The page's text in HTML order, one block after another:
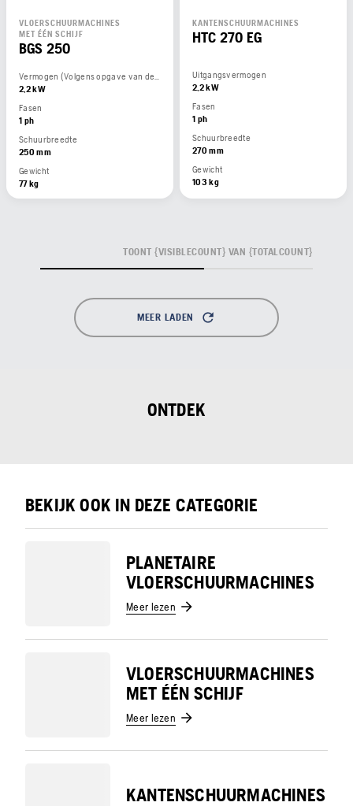
VLOERSCHUURMACHINES
MET ÉÉN SCHIJF
BGS 250
Vermogen (Volgens opgave van de motorfabrikant)
2,2 kW
Fasen
1 ph
Schuurbreedte
250 mm
Gewicht
77 kg
KANTENSCHUURMACHINES
HTC 270 EG
Uitgangsvermogen
2,2 kW
Fasen
1 ph
Schuurbreedte
270 mm
Gewicht
103 kg
MEER LADEN
TOONT {VISIBLECOUNT} VAN {TOTALCOUNT}
ONTDEK
BEKIJK OOK IN DEZE CATEGORIE
PLANETAIRE
VLOERSCHUURMACHINES
Meer lezen
VLOERSCHUURMACHINES
MET ÉÉN SCHIJF
Meer lezen
KANTENSCHUURMACHINES